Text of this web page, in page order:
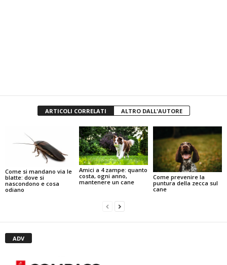
ARTICOLI CORRELATI ALTRO DALL'AUTORE
Come si mandano via le
blatte: dove si
nascondono e cosa
odiano
Amici a 4 zampe: quanto
costa, ogni anno,
mantenere un cane
Come prevenire la
puntura della zecca sul
cane
ADV